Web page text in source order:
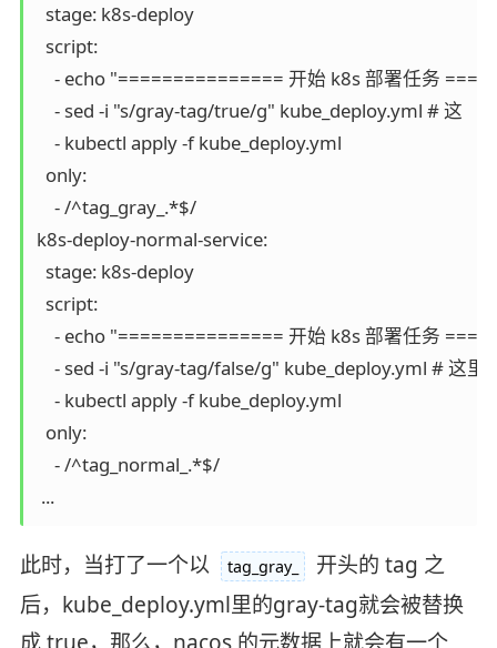
  stage: k8s-deploy
  script:
- echo "=============== 开始 k8s 部署任务
    - sed -i "s/gray-tag/true/g" kube_deploy.yml # 这
    - kubectl apply -f kube_deploy.yml
  only:
    - /^tag_gray_.*$/
k8s-deploy-normal-service:
  stage: k8s-deploy
  script:
- echo "=============== 开始 k8s 部署任务
- sed -i "s/gray-tag/false/g" kube_deploy.yml # 这
    - kubectl apply -f kube_deploy.yml
  only:
    - /^tag_normal_.*$/
...
此时，当打了一个以 tag_gray_
开头的 tag 之
后，kube_deploy.yml里的gray-tag就会被替换